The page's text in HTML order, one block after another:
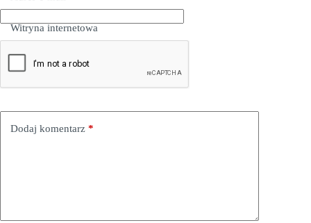
Witryna internetowa
Dodaj komentarz *